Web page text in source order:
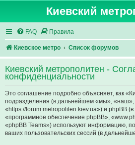
Киевский
FAQ Правила
Киевское метро Список форумов
Киевский метрополитен -
конфиденциальности
Это соглашение подробно объясняет, как
подразделения (в дальнейшем «мы», «наш»,
«https://forum.metropoliten.kiev.ua») и phpBB
«программное обеспечение phpBB»,
«phpBB Teams») используют информацию,
ваших пользовательских сессий (в